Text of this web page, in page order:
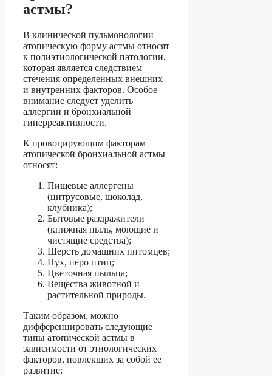
астмы?
В клинической пульмонологии
атопическую форму астмы относят
к полиэтиологической патологии,
которая является следствием
стечения определенных внешних
и внутренних факторов. Особое
внимание следует уделить
аллергии и бронхиальной
гиперреактивности.
К провоцирующим факторам
атопической бронхиальной астмы
относят:
Пищевые аллергены
(цитрусовые, шоколад,
клубника);
Бытовые раздражители
(книжная пыль, моющие и
чистящие средства);
Шерсть домашних питомцев;
Пух, перо птиц;
Цветочная пыльца;
Вещества животной и
растительной природы.
Таким образом, можно
дифференцировать следующие
типы атопической астмы в
зависимости от этиологических
факторов, повлекших за собой ее
развитие: